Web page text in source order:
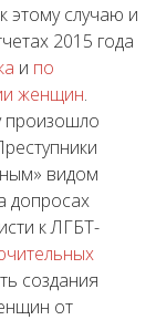
этому случаю и
2015 года
и по
женщин.
произошло
видом
допросах
к ЛГБТ-
создания
от